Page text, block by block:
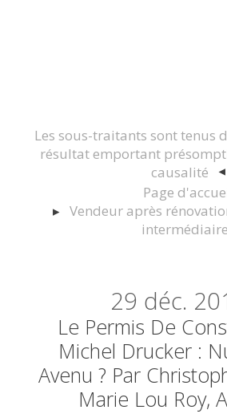
Les sous-traitants sont tenus
résultat emportant
causalité
Page
Vendeur après
29 déc.
Le Permis De
Michel Drucker :
Avenu ? Par
Marie Lou Roy,